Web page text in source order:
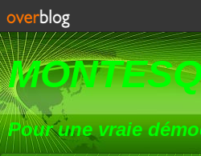
Pour une vraie